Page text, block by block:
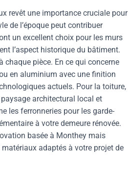
revêt une importance cruciale pour
de l’époque peut contribuer
un excellent choix pour les murs
l’aspect historique du bâtiment.
pièce. En ce qui concerne
en aluminium avec une finition
actuels. Pour la toiture,
architectural local et
les ferronneries pour les garde-
à votre demeure rénovée.
basée à Monthey mais
adaptés à votre projet de